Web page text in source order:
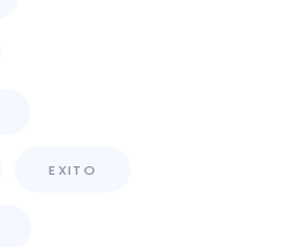
EXITO